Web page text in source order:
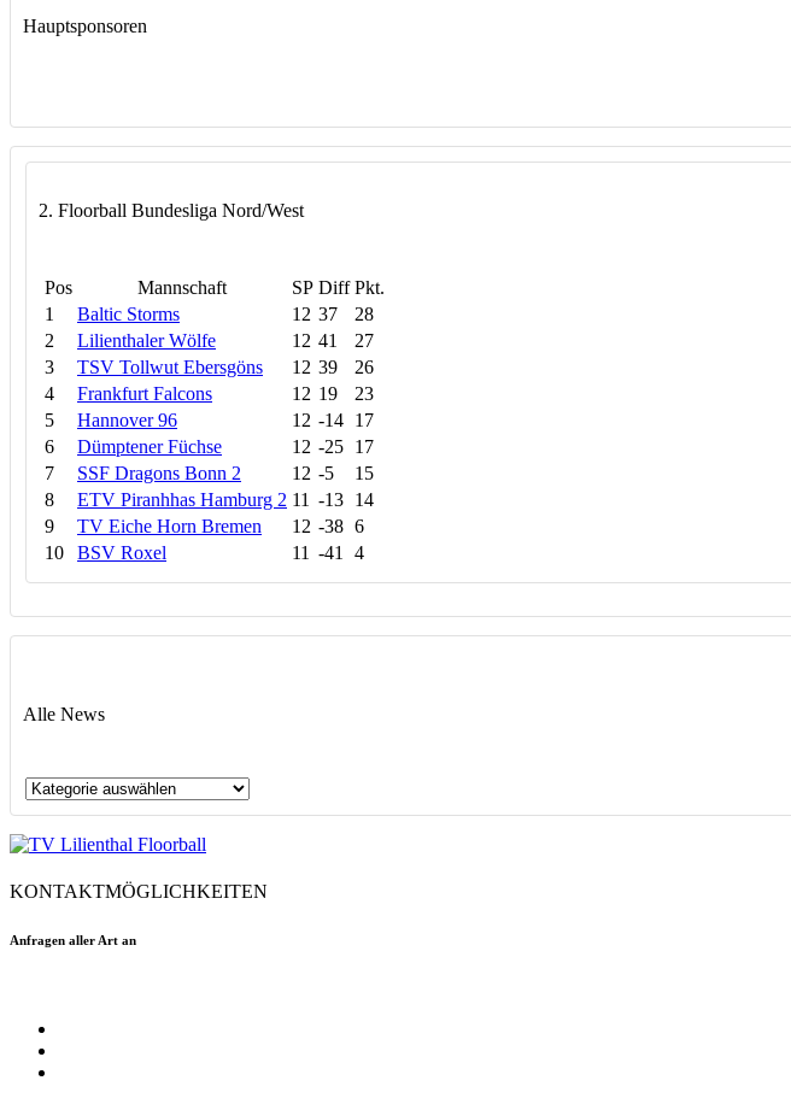
Hauptsponsoren
2. Floorball Bundesliga Nord/West
Pos Mannschaft SP Diff Pkt.
1
Baltic Storms 12 37
28
2
Lilienthaler Wölfe 12 41
27
3
TSV Tollwut Ebersgöns 12 39
26
4
Frankfurt Falcons 12 19
23
5
Hannover 96 12 -14 17
6
Dümptener Füchse 12 -25 17
7
SSF Dragons Bonn 2 12 -5
15
8
ETV Piranhhas Hamburg 2 11 -13 14
9
TV Eiche Horn Bremen 12 -38 6
10
BSV Roxel 11 -41 4
Alle News
Alle
KONTAKTMÖGLICHKEITEN
Anfragen aller Art an